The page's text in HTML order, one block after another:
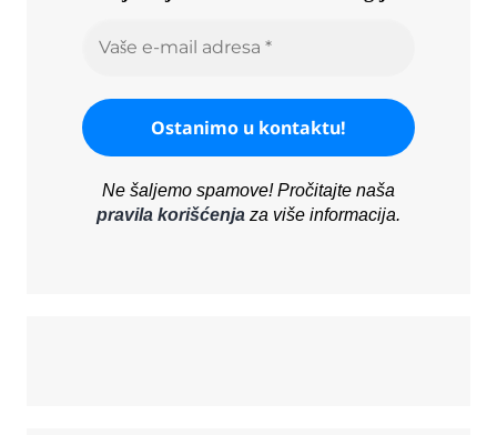
Ne šaljemo spamove! Pročitajte naša
pravila korišćenjaza više informacija.